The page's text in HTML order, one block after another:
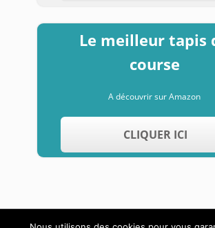
Le meilleur tapis
course
A découvrir sur Amazon
CLIQUER ICI